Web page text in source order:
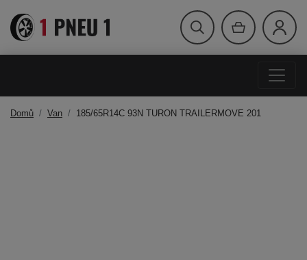
Domů Van 185/65R14C 93N TURON TRAILERMOVE 201